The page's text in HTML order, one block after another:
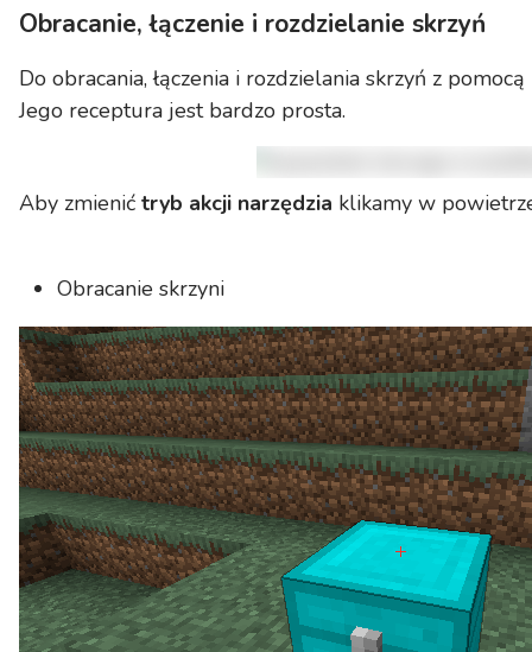
Obracanie, łączenie i rozdzielanie skrzyń
Do obracania, łączenia i rozdzielania skrzyń z
Jego receptura jest bardzo prosta.
Aby zmienić tryb akcji narzędzia klikamy w
Obracanie skrzyni